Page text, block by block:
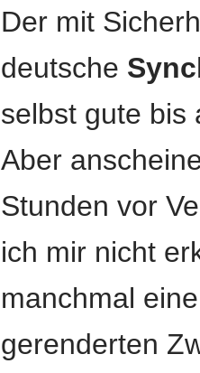
Der mit
deutsche
selbst gute bis
Aber
Stunden vor
ich mir nicht
manchmal
gerenderten